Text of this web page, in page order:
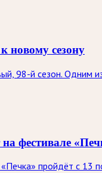
новому сезону
98-й сезон. Одним
фестивале
пройдёт с 13